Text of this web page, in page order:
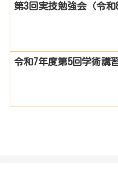
第3回実技勉強会（令和
令和7年度第5回学術講